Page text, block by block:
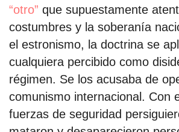
“otro” que supuestamente
costumbres y la soberanía
el estronismo, la doctrina se
cualquiera percibido como
régimen. Se los acusaba de
comunismo internacional. Con
fuerzas de seguridad